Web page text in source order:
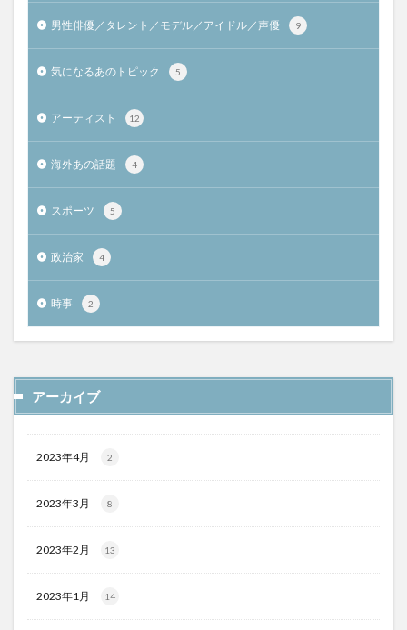
男性俳優／タレント／モデル／アイドル／声優 9
気になるあのトピック 5
アーティスト 12
海外あの話題 4
スポーツ 5
政治家 4
時事 2
アーカイブ
2023年4月 2
2023年3月 8
2023年2月 13
2023年1月 14